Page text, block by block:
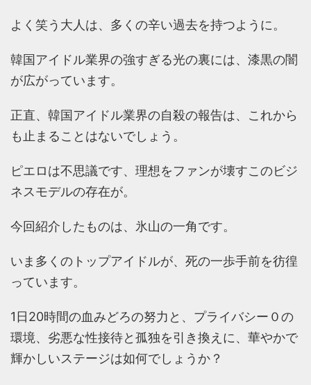
よく笑う大人は、多くの辛い過去を持つように。
韓国アイドル業界の強すぎる光の裏には、漆黒の闇
が広がっています。
正直、韓国アイドル業界の自殺の報告は、これから
も止まることはないでしょう。
ピエロは不思議です、理想をファンが壊すこのビジ
ネスモデルの存在が。
今回紹介したものは、氷山の一角です。
いま多くのトップアイドルが、死の一歩手前を彷徨
っています。
1日20時間の血みどろの努力と、プライバシー０の
環境、劣悪な性接待と孤独を引き換えに、華やかで
輝かしいステージは如何でしょうか？